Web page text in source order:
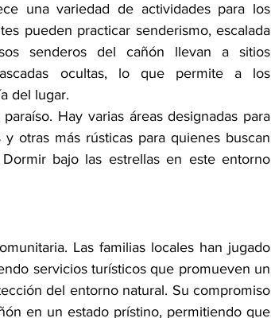
una variedad de actividades para los
pueden practicar senderismo, escalada
senderos del cañón llevan a sitios
ocultas, lo que permite a los
del lugar.
Hay varias áreas designadas para
otras más rústicas para quienes buscan
bajo las estrellas en este entorno
Las familias locales han jugado
servicios turísticos que promueven un
del entorno natural. Su compromiso
en un estado prístino, permitiendo que